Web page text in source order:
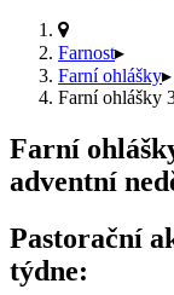
Farnost▸
Farní ohlášky▸
Farní ohlášky
Farní
adventní
Pastorační
týdne: